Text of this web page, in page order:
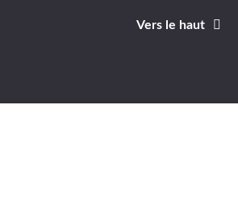
Vers le haut